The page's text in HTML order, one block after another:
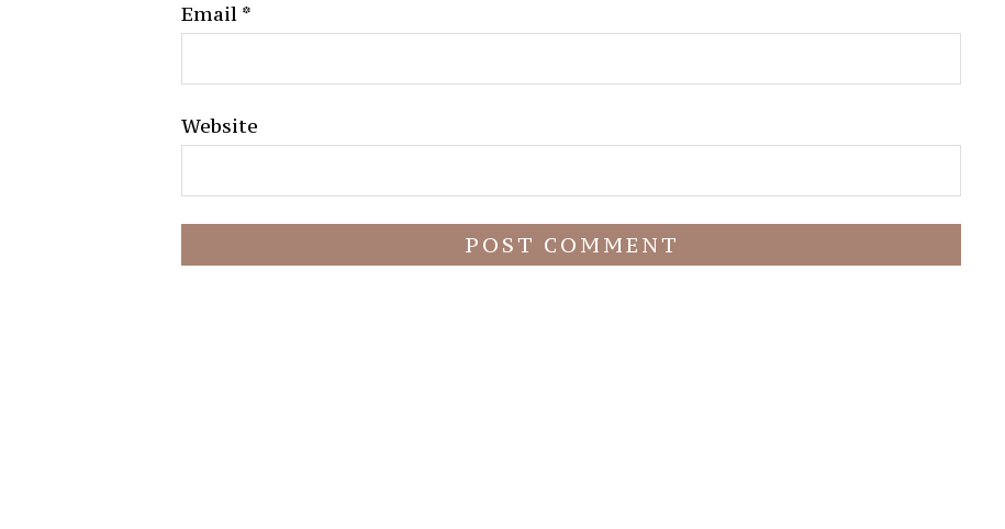
Email *
Website